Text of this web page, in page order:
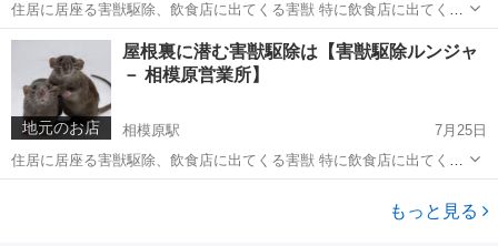
住居に居座る害獣駆除、飲食店に出てくる害獣 特に飲食店に出てくる
ネズミ、ゴキブリなどの害獣害虫は 店舗経営に大きく関わるかと思い
ます。 【害獣駆除ルンジャ－ 市川営業所】でしております。 修理出
張エリア：埼玉・東...
千葉 市川市 市川駅 その他
地元のお店
屋根裏に潜む害獣駆除は【害獣駆除ルンジャ
－ 相模原営業所】
相模原駅
7月25日
住居に居座る害獣駆除、飲食店に出てくる害獣 特に飲食店に出てくる
ネズミ、ゴキブリなどの害獣害虫は 店舗経営に大きく関わるかと思い
もっと見る